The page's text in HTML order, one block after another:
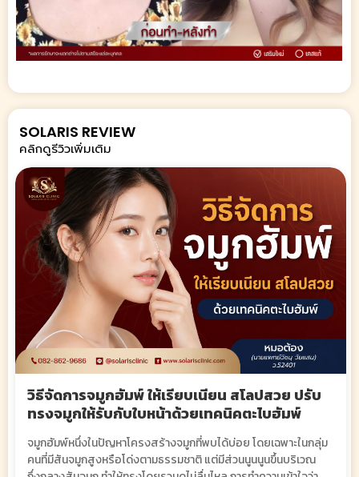
SOLARIS REVIEW
คลิกดูรีวิวเพิ่มเติม
วิธีจัดการจมูกฮัมพ์ ให้เรียบเนียน สโลปสวย ปรับ
ทรงจมูกให้รับกับใบหน้าด้วยเทคนิคตะไบฮัมพ์
จมูกฮัมพ์หนึ่งในปัญหาโครงสร้างจมูกที่พบได้บ่อย โดยเฉพาะในกลุ่ม
คนที่มีสันจมูกสูงหรือโด่งตามธรรมชาติ แต่มีส่วนนูนนูนขึ้นบริเวณ